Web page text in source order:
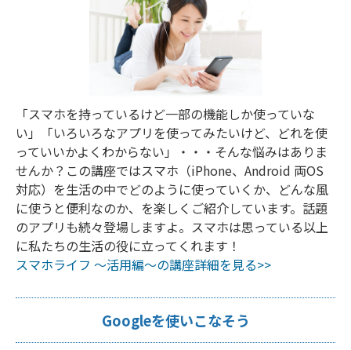
「スマホを持っているけど一部の機能しか使っていな
い」「いろいろなアプリを使ってみたいけど、どれを使
っていいかよくわからない」・・・そんな悩みはありま
せんか？この講座ではスマホ（iPhone、Android 両OS
対応）を生活の中でどのように使っていくか、どんな風
に使うと便利なのか、を楽しくご紹介しています。話題
のアプリも続々登場しますよ。スマホは思っている以上
に私たちの生活の役に立ってくれます！
スマホライフ ～活用編～の講座詳細を見る>>
Googleを使いこなそう